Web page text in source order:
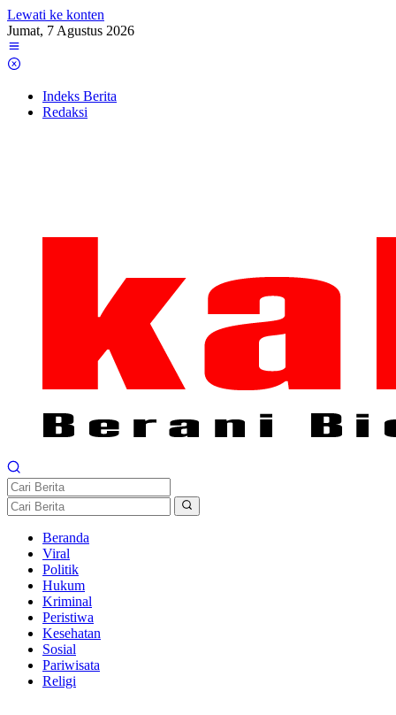
Lewati ke konten
Jumat, 7 Agustus 2026
Indeks Berita
Redaksi
Beranda
Viral
Politik
Hukum
Kriminal
Peristiwa
Kesehatan
Sosial
Pariwisata
Religi